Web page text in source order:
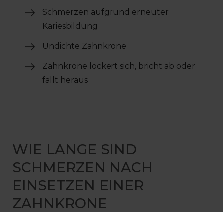
Schmerzen aufgrund erneuter
Kariesbildung
Undichte Zahnkrone
Zahnkrone lockert sich, bricht ab oder
fällt heraus
WIE LANGE SIND
SCHMERZEN NACH
EINSETZEN EINER
ZAHNKRONE